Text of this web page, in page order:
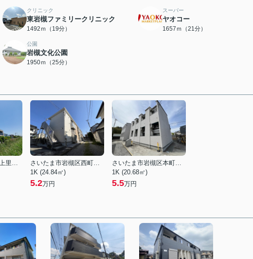
クリニック
東岩槻ファミリークリニック
1492ｍ（19分）
スーパー
ヤオコー
1657ｍ（21分）
公園
岩槻文化公園
1950ｍ（25分）
さいたま市岩槻区上里１丁目
さいたま市岩槻区西町５丁目
1K (24.84㎡)
5.2万円
さいたま市岩槻区本町３丁目
1K (20.68㎡)
5.5万円